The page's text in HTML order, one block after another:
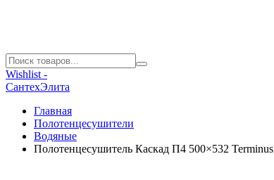
Wishlist -
СантехЭлита
Главная
Полотенцесушители
Водяные
Полотенцесушитель Каскад П4 500×532 Terminus